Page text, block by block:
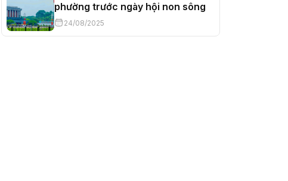
phường trước ngày hội non sông
24/08/2025